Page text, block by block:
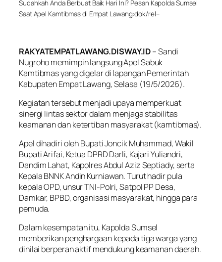
Sudahkah Anda Berbuat Baik Hari Ini? Pesan Kapolda Sumsel
Saat Apel Kamtibmas di Empat Lawang:dok/rel–
RAKYATEMPATLAWANG.DISWAY.ID– Sandi
Nugroho memimpin langsung Apel Sabuk
Kamtibmas yang digelar di lapangan Pemerintah
Kabupaten Empat Lawang, Selasa (19/5/2026).
Kegiatan tersebut menjadi upaya memperkuat
sinergi lintas sektor dalam menjaga stabilitas
keamanan dan ketertiban masyarakat (kamtibmas).
Apel dihadiri oleh Bupati Joncik Muhammad, Wakil
Bupati Arifai, Ketua DPRD Darli, Kajari Yuliandri,
Dandim Lahat, Kapolres Abdul Aziz Septiady, serta
Kepala BNNK Andin Kurniawan. Turut hadir pula
kepala OPD, unsur TNI-Polri, Satpol PP Desa,
Damkar, BPBD, organisasi masyarakat, hingga para
pemuda.
Dalam kesempatan itu, Kapolda Sumsel
memberikan penghargaan kepada tiga warga yang
dinilai berperan aktif mendukung keamanan daerah.